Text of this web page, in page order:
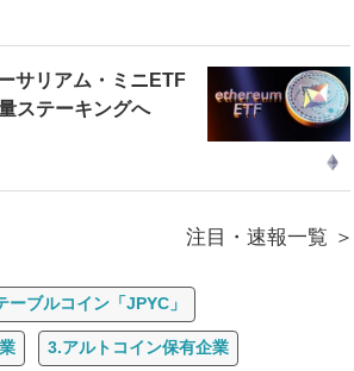
サリアム・ミニETF
ステーキングへ
注目・速報一覧
ーブルコイン「JPYC」
3.アルトコイン保有企業